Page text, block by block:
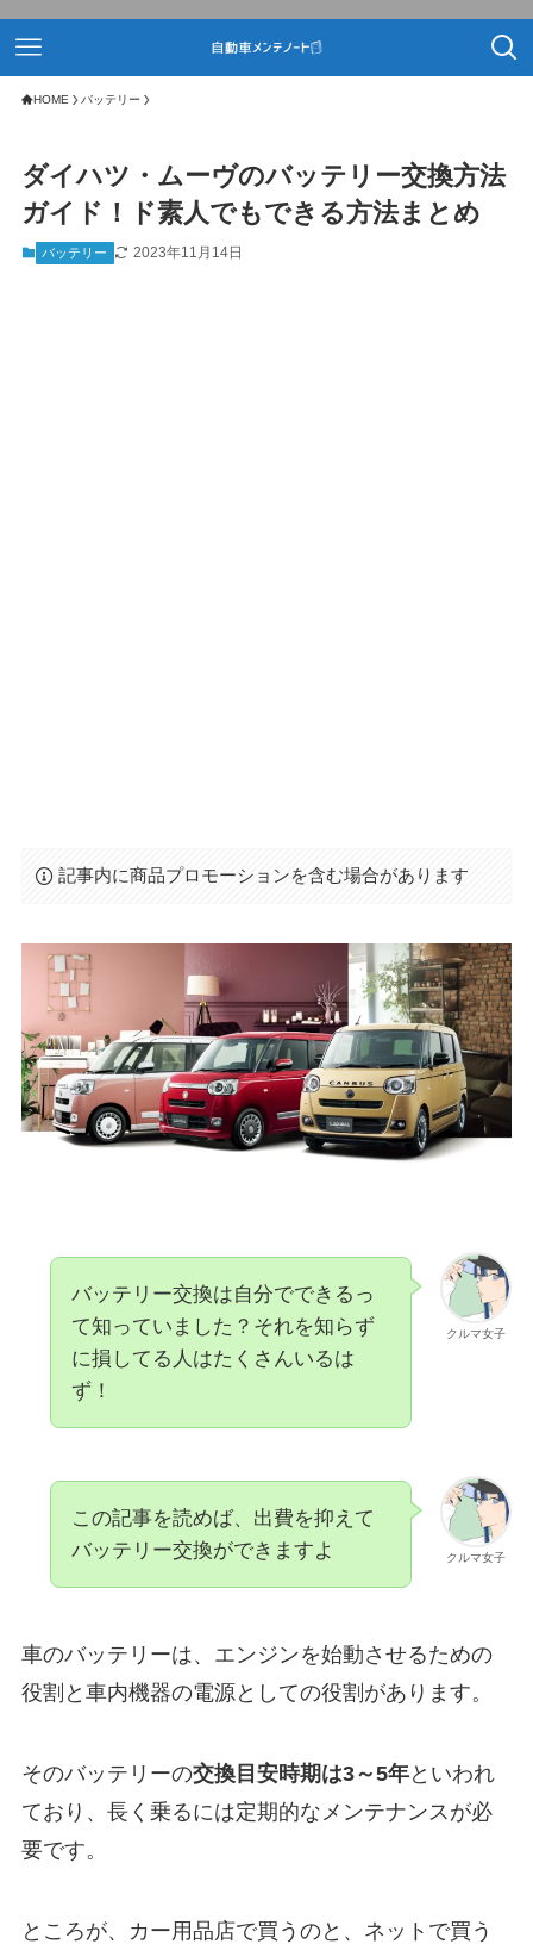
HOME バッテリー
ダイハツ・ムーヴのバッテリー交換方法
ガイド！ド素人でもできる方法まとめ
バッテリー 2023年11月14日
記事内に商品プロモーションを含む場合があります
クルマ女子
バッテリー交換は自分でできるっ
て知っていました？それを知らず
に損してる人はたくさんいるは
ず！
クルマ女子
この記事を読めば、出費を抑えて
バッテリー交換ができますよ
車のバッテリーは、エンジンを始動させるための
役割と車内機器の電源としての役割があります。
そのバッテリーの交換目安時期は3～5年といわれ
ており、長く乗るには定期的なメンテナンスが必
要です。
ところが、カー用品店で買うのと、ネットで買う